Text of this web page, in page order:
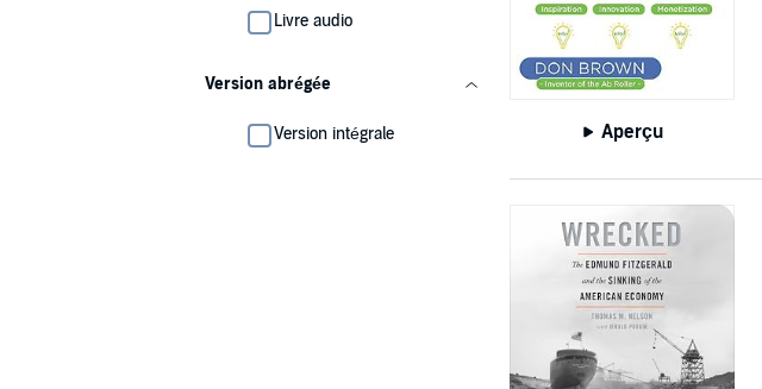
Livre audio
Version abrégée
Version intégrale Aperçu